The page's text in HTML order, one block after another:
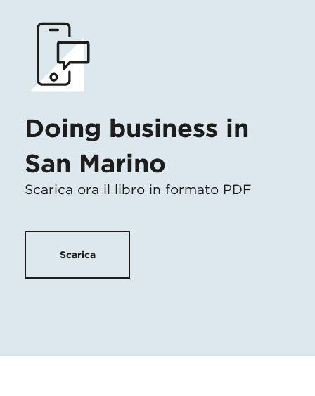
Doing business in
San Marino
Scarica ora il libro in formato PDF
Scarica